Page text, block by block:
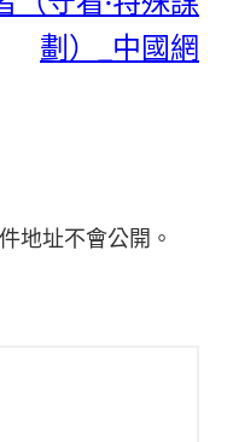
劃）_中國網
地址不會公開。